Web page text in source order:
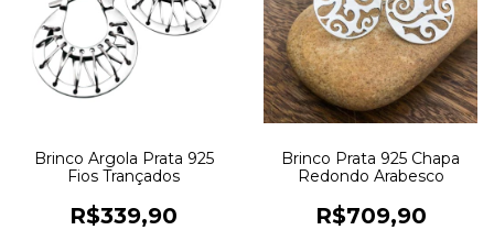
Brinco Argola Prata 925
Fios Trançados
R$339,90
Brinco Prata 925 Chapa
Redondo Arabesco
R$709,90